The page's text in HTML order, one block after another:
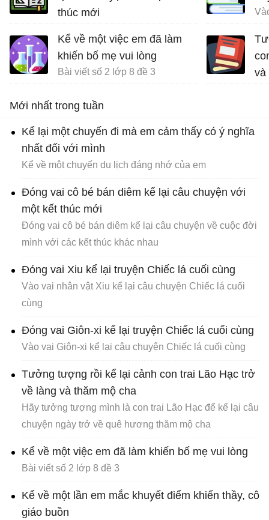
thúc mới
Kể về một việc em đã làm
khiến bố mẹ vui lòng
Bài viết số 2 lớp 8 đề 3
và
Mới nhất trong tuần
Kể lại một chuyến đi mà em cảm thấy có ý nghĩa
nhất đối với mình
Kể về một chuyến du lịch đáng nhớ của em
Đóng vai cô bé bán diêm kể lại câu chuyện với
một kết thúc mới
Đóng vai cô bé bán diêm kể lại câu chuyện về cuộc đời
mình với các kết thúc khác nhau
Đóng vai Xiu kể lại truyện Chiếc lá cuối cùng
Vào vai nhân vật Xiu kể lại câu chuyện Chiếc lá cuối
cùng
Đóng vai Giôn-xi kể lại truyện Chiếc lá cuối cùng
Vào vai Giôn-xi kể lại câu chuyện Chiếc lá cuối cùng
Tưởng tượng rồi kể lại cảnh con trai Lão Hạc trở
về làng và thăm mộ cha
Hãy tưởng tượng mình là con trai Lão Hạc để kể lại câu
chuyện ngày trở về quê hương thăm mộ cha
Kể về một việc em đã làm khiến bố mẹ vui lòng
Bài viết số 2 lớp 8 đề 3
Kể về một lần em mắc khuyết điểm khiến thầy, cô
giáo buồn